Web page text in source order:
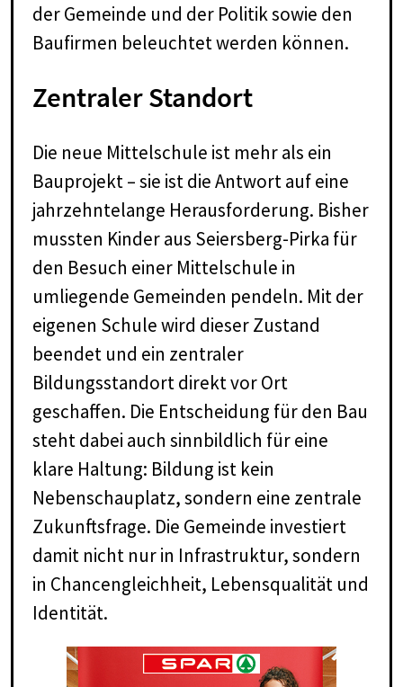
der Gemeinde und der Politik sowie den
Baufirmen beleuchtet werden können.
Zen­tra­ler Stand­ort
Die neue Mittelschule ist mehr als ein
Bauprojekt – sie ist die Antwort auf eine
jahrzehntelange Herausforderung. Bisher
mussten Kinder aus Seiersberg-Pirka für
den Besuch einer Mittelschule in
umliegende Gemeinden pendeln. Mit der
eigenen Schule wird dieser Zustand
beendet und ein zentraler
Bildungsstandort direkt vor Ort
geschaffen. Die Entscheidung für den Bau
steht dabei auch sinnbildlich für eine
klare Haltung: Bildung ist kein
Nebenschauplatz, sondern eine zentrale
Zukunftsfrage. Die Gemeinde investiert
damit nicht nur in Infrastruktur, sondern
in Chancengleichheit, Lebensqualität und
Identität.